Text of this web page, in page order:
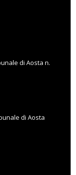
di Aosta n.
di Aosta